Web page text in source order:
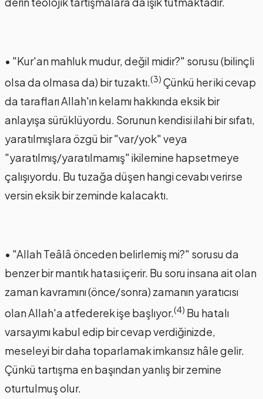
• "Kur'an mahluk mudur, değil midir?" sorusu (bilinçli
olsa da olmasa da) bir tuzaktı. (3) Çünkü her iki cevap
da tarafları Allah'ın kelamı hakkında eksik bir
anlayışa sürüklüyordu. Sorunun kendisi ilahi bir sıfatı,
yaratılmışlara özgü bir "var/yok" veya
"yaratılmış/yaratılmamış" ikilemine hapsetmeye
çalışıyordu. Bu tuzağa düşen hangi cevabı verirse
versin eksik bir zeminde kalacaktı.
• "Allah Teâlâ önceden belirlemiş mi?" sorusu da
benzer bir mantık hatası içerir. Bu soru insana ait olan
zaman kavramını (önce/sonra) zamanın yaratıcısı
olan Allah'a atfederek işe başlıyor.(4) Bu hatalı
varsayımı kabul edip bir cevap verdiğinizde,
meseleyi bir daha toparlamak imkansız hâle gelir.
Çünkü tartışma en başından yanlış bir zemine
oturtulmuş olur.